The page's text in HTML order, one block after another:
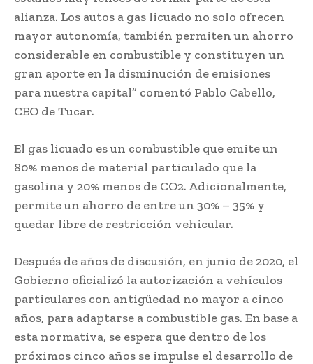
alianza. Los autos a gas licuado no solo ofrecen
mayor autonomía, también permiten un ahorro
considerable en combustible y constituyen un
gran aporte en la disminución de emisiones
para nuestra capital” comentó Pablo Cabello,
CEO de Tucar.
El gas licuado es un combustible que emite un
80% menos de material particulado que la
gasolina y 20% menos de CO2. Adicionalmente,
permite un ahorro de entre un 30% – 35% y
quedar libre de restricción vehicular.
Después de años de discusión, en junio de 2020, el
Gobierno oficializó la autorización a vehículos
particulares con antigüedad no mayor a cinco
años, para adaptarse a combustible gas. En base a
esta normativa, se espera que dentro de los
próximos cinco años se impulse el desarrollo de